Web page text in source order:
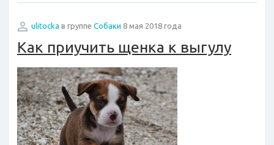
ulitocka в группе Собаки 8 мая 2018 года
Как приучить щенка к выгулу